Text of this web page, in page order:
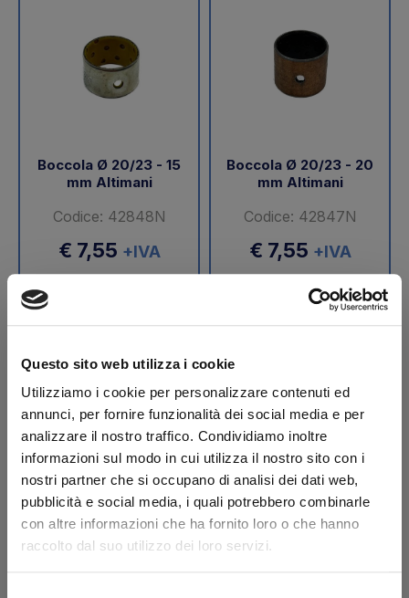
Questo sito web utilizza i cookie
Utilizziamo i cookie per personalizzare contenuti ed
annunci, per fornire funzionalità dei social media e per
analizzare il nostro traffico. Condividiamo inoltre
informazioni sul modo in cui utilizza il nostro sito con i
nostri partner che si occupano di analisi dei dati web,
pubblicità e social media, i quali potrebbero combinarle
con altre informazioni che ha fornito loro o che hanno
raccolto dal suo utilizzo dei loro servizi.
Boccola Ø 20/23 - 15
mm Altimani
Codice: 42848N
€ 7,55 +IVA
Acquista
Boccola Ø 20/23 - 20
mm Altimani
Codice: 42847N
€ 7,55 +IVA
Disponibile
Acquista
Boccola Ø 25/28 - 20
Boccola Ø 30/34 - 15